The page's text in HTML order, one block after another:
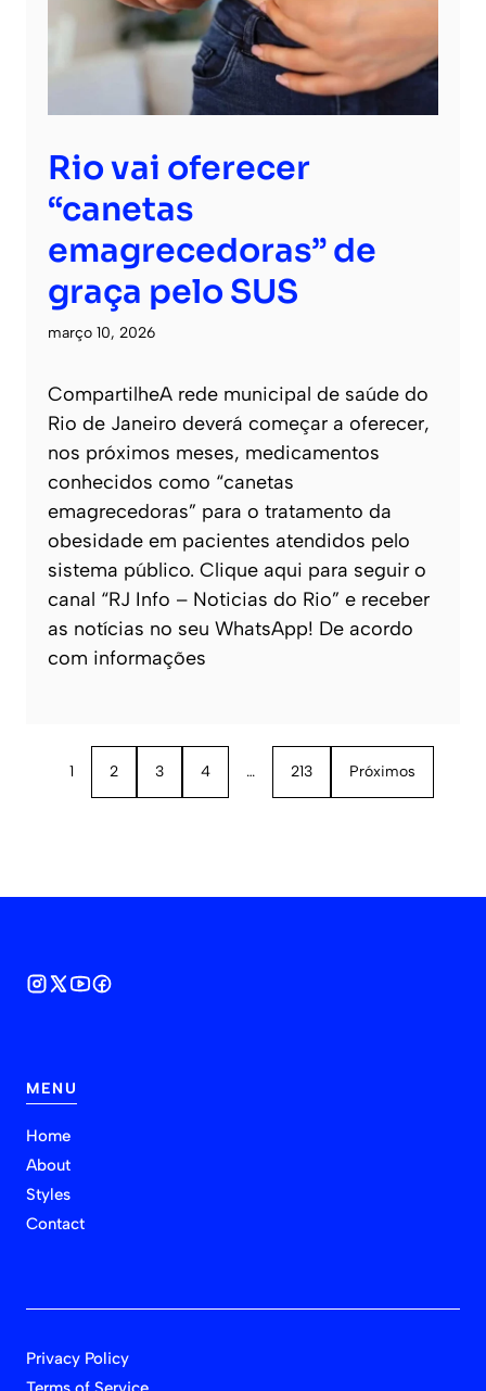
Rio vai oferecer
“canetas
emagrecedoras” de
graça pelo SUS
março 10, 2026
CompartilheA rede municipal de saúde do
Rio de Janeiro deverá começar a oferecer,
nos próximos meses, medicamentos
conhecidos como “canetas
emagrecedoras” para o tratamento da
obesidade em pacientes atendidos pelo
sistema público. Clique aqui para seguir o
canal “RJ Info – Noticias do Rio” e receber
as notícias no seu WhatsApp! De acordo
com informações
1 2 3 4 … 213 Próximos
MENU
Home
About
Styles
Contact
Privacy Policy